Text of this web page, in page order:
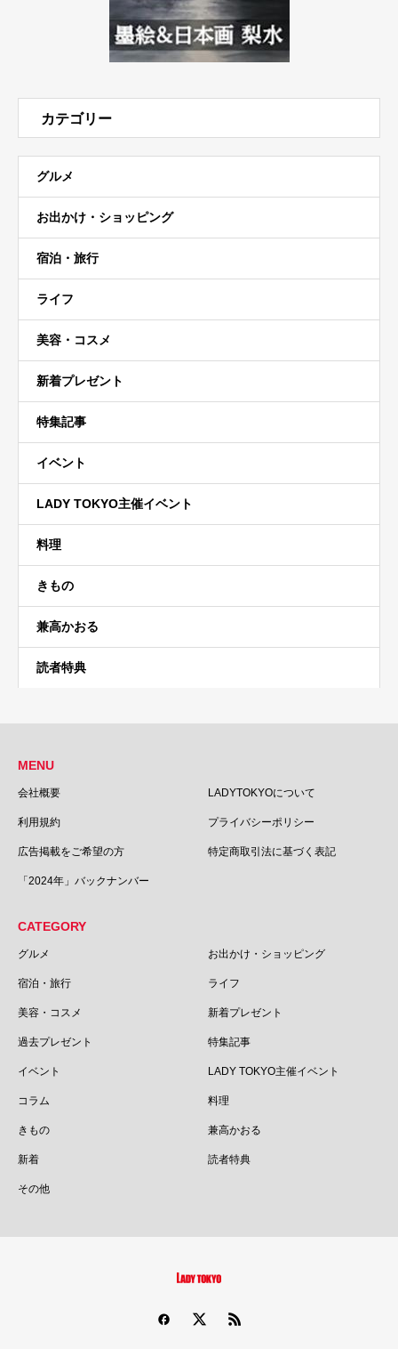
カテゴリー
グルメ
お出かけ・ショッピング
宿泊・旅行
ライフ
美容・コスメ
新着プレゼント
特集記事
イベント
LADY TOKYO主催イベント
料理
きもの
兼高かおる
読者特典
MENU
会社概要 LADYTOKYOについて
利用規約 プライバシーポリシー
広告掲載をご希望の方 特定商取引法に基づく表記
「2024年」バックナンバー
CATEGORY
グルメ お出かけ・ショッピング
宿泊・旅行 ライフ
美容・コスメ 新着プレゼント
過去プレゼント 特集記事
イベント LADY TOKYO主催イベント
コラム 料理
きもの 兼高かおる
新着 読者特典
その他